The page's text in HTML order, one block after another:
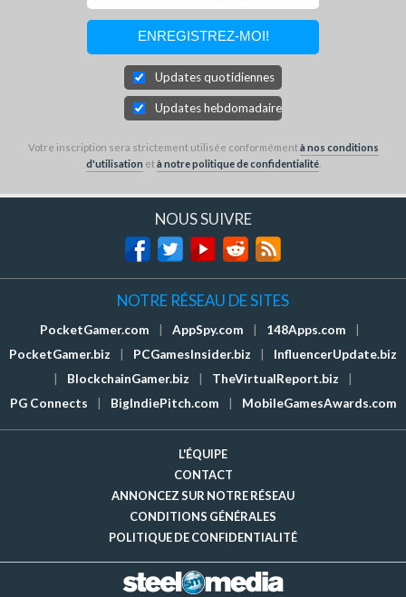
Updates quotidiennes
Updates hebdomadaires
Votre inscription sera strictement utilisée conformémentà nos conditions
d'utilisation età notre politique de confidentialité.
NOUS SUIVRE
NOTRE RÉSEAU DE SITES
PocketGamer.com AppSpy.com 148Apps.com
PocketGamer.biz
PCGamesInsider.biz
InfluencerUpdate.biz
BlockchainGamer.biz TheVirtualReport.biz
PG Connects
BigIndiePitch.com MobileGamesAwards.com
L'ÉQUIPE
CONTACT
ANNONCEZ SUR NOTRE RÉSEAU
CONDITIONS GÉNÉRALES
POLITIQUE DE CONFIDENTIALITÉ